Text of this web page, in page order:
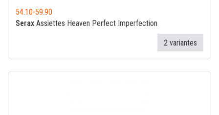
54.10-59.90
Serax Assiettes Heaven Perfect Imperfection
2 variantes